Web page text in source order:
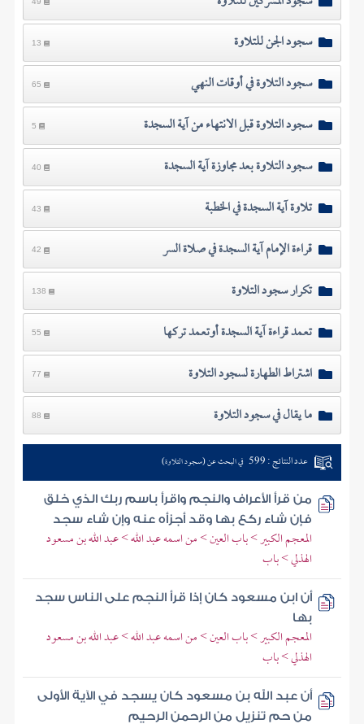
سجود الجن للتلاوة 13
سجود التلاوة في أوقات النهي 65
سجود التلاوة قبل الانتهاء من آية السجدة 5
سجود التلاوة بعد مجاوزة آية السجدة 40
تلاوة آية السجدة في الخطبة 43
قراءة الإمام آية السجدة في صلاة السر 42
تكرار سجود التلاوة 138
تعمد قراءة آية السجدة أوتعمد تركها 55
اشتراط الطهارة لسجود التلاوة 77
ما يقال في سجود التلاوة 88
عدد النتائج : 599 في البحث عن (سجود التلاوة)
من قرأ الأعراف والنجم واقرأ باسم ربك الذي خلق
فإن شاء ركع بها وقد أجزأه عنه وإن شاء سجد
المعجم الكبير > باب العين > من اسمه عبد الله > عبد الله بن مسعود
الهذلي > باب
أن ابن مسعود كان إذا قرأ النجم على الناس سجد
بها
المعجم الكبير > باب العين > من اسمه عبد الله > عبد الله بن مسعود
الهذلي > باب
أن عبد الله بن مسعود كان يسجد في الآية الأولى
من حم تنزيل من الرحمن الرحيم